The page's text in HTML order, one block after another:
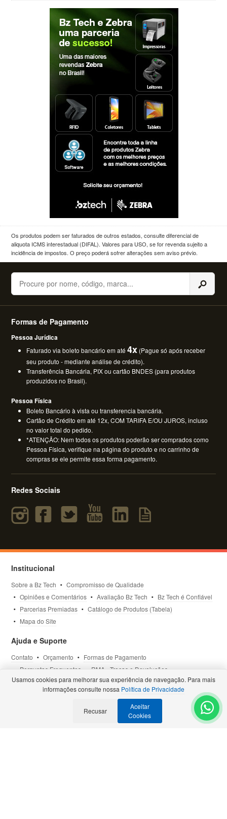
Os produtos podem ser faturados de outros estados, consulte diferencial de
aliquota ICMS interestadual (DIFAL). Valores para USO, se for revenda sujeito a
incidência de impostos. O preço poderá sofrer alterações sem aviso prévio.
Buscar
Formas de Pagamento
Pessoa Jurídica
Faturado via boleto bancário em até4x (Pague só após receber
seu produto - mediante análise de crédito).
Transferência Bancária, PIX ou cartão BNDES (para produtos
produzidos no Brasil).
Pessoa Física
Boleto Bancário à vista ou transferencia bancária.
Cartão de Crédito em até 12x, COM TARIFA E/OU JUROS, incluso
no valor total do pedido.
*ATENÇÃO: Nem todos os produtos poderão ser comprados como
Pessoa Física, verifique na página do produto e no carrinho de
compras se ele permite essa forma pagamento.
Redes Sociais
Institucional
Sobre a Bz Tech
Compromisso de Qualidade
Opiniões e Comentários
Avaliação Bz Tech
Bz Tech é Confiável
Parcerias Premiadas
Catálogo de Produtos (Tabela)
Mapa do Site
Ajuda e Suporte
Contato Orçamento
Formas de Pagamento
Perguntas Frequentes
RMA - Trocas e Devoluções
Política de Privacidade
Termos de Uso Site Seguro
Selos e Certificações- Veja todas as Parcerias Premiadas
Usamos cookies para melhorar sua experiência de navegação. Para mais
informações consulte nossa Política de Privacidade
Recusar
Aceitar
Cookies